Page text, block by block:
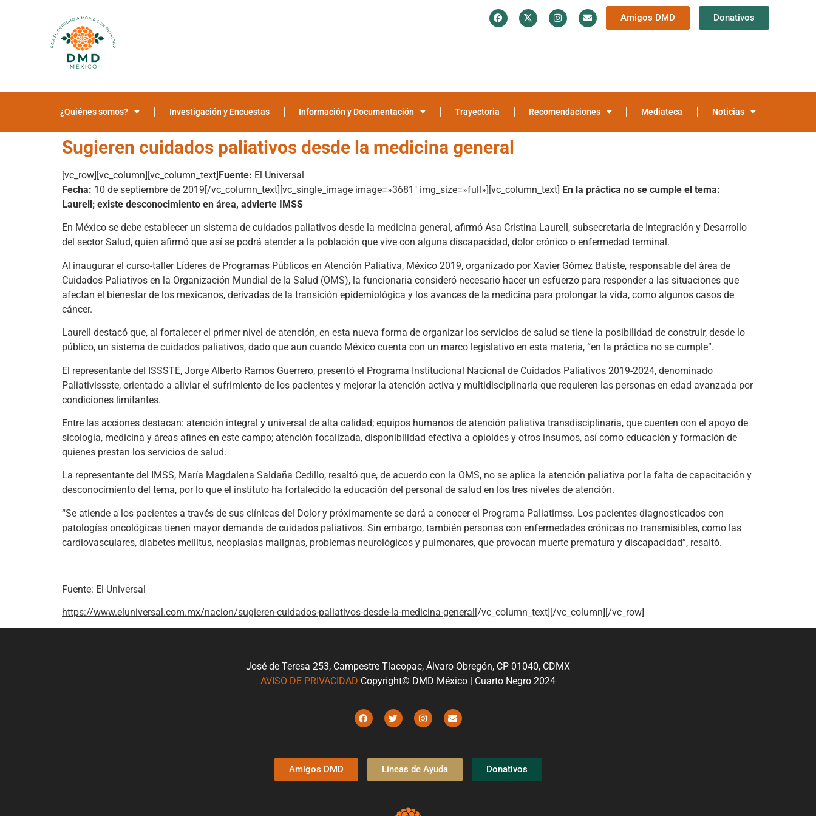
Amigos DMD Donativos
¿Quiénes somos? Investigación y Encuestas Información y Documentación Trayectoria Recomendaciones Mediateca Noticias
Sugieren cuidados paliativos desde la medicina general
[vc_row][vc_column][vc_column_text]Fuente: El Universal
Fecha: 10 de septiembre de 2019[/vc_column_text][vc_single_image image=»3681″ img_size=»full»][vc_column_text] En la práctica no se cumple el tema:
Laurell; existe desconocimiento en área, advierte IMSS
En México se debe establecer un sistema de cuidados paliativos desde la medicina general, afirmó Asa Cristina Laurell, subsecretaria de Integración y Desarrollo
del sector Salud, quien afirmó que así se podrá atender a la población que vive con alguna discapacidad, dolor crónico o enfermedad terminal.
Al inaugurar el curso-taller Líderes de Programas Públicos en Atención Paliativa, México 2019, organizado por Xavier Gómez Batiste, responsable del área de
Cuidados Paliativos en la Organización Mundial de la Salud (OMS), la funcionaria consideró necesario hacer un esfuerzo para responder a las situaciones que
afectan el bienestar de los mexicanos, derivadas de la transición epidemiológica y los avances de la medicina para prolongar la vida, como algunos casos de
cáncer.
Laurell destacó que, al fortalecer el primer nivel de atención, en esta nueva forma de organizar los servicios de salud se tiene la posibilidad de construir, desde lo
público, un sistema de cuidados paliativos, dado que aun cuando México cuenta con un marco legislativo en esta materia, “en la práctica no se cumple”.
El representante del ISSSTE, Jorge Alberto Ramos Guerrero, presentó el Programa Institucional Nacional de Cuidados Paliativos 2019-2024, denominado
Paliativissste, orientado a aliviar el sufrimiento de los pacientes y mejorar la atención activa y multidisciplinaria que requieren las personas en edad avanzada por
condiciones limitantes.
Entre las acciones destacan: atención integral y universal de alta calidad; equipos humanos de atención paliativa transdisciplinaria, que cuenten con el apoyo de
sicología, medicina y áreas afines en este campo; atención focalizada, disponibilidad efectiva a opioides y otros insumos, así como educación y formación de
quienes prestan los servicios de salud.
La representante del IMSS, María Magdalena Saldaña Cedillo, resaltó que, de acuerdo con la OMS, no se aplica la atención paliativa por la falta de capacitación y
desconocimiento del tema, por lo que el instituto ha fortalecido la educación del personal de salud en los tres niveles de atención.
“Se atiende a los pacientes a través de sus clínicas del Dolor y próximamente se dará a conocer el Programa Paliatimss. Los pacientes diagnosticados con
patologías oncológicas tienen mayor demanda de cuidados paliativos. Sin embargo, también personas con enfermedades crónicas no transmisibles, como las
cardiovasculares, diabetes mellitus, neoplasias malignas, problemas neurológicos y pulmonares, que provocan muerte prematura y discapacidad”, resaltó.
Fuente: El Universal
https://www.eluniversal.com.mx/nacion/sugieren-cuidados-paliativos-desde-la-medicina-general[/vc_column_text][/vc_column][/vc_row]
José de Teresa 253, Campestre Tlacopac, Álvaro Obregón, CP 01040, CDMX
AVISO DE PRIVACIDAD Copyright© DMD México | Cuarto Negro 2024
Amigos DMD Líneas de Ayuda Donativos